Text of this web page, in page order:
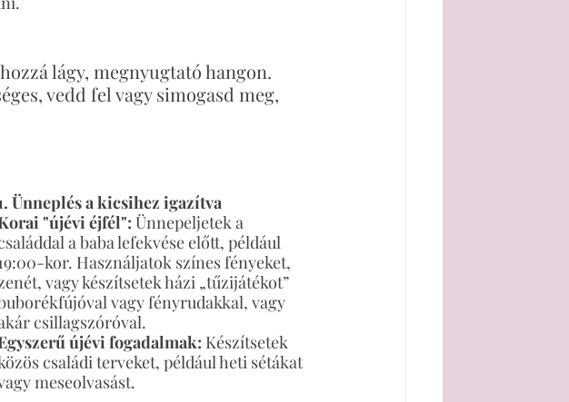
lágy, megnyugtató hangon.
vedd fel vagy simogasd meg,
Ünneplés a kicsihez igazítva
"újévi éjfél": Ünnepeljetek a
a baba lefekvése előtt, például
kor. Használjatok színes fényeket,
vagy készítsetek házi „tűzijátékot”
vagy fényrudakkal, vagy
csillagszóróval.
újévi fogadalmak: Készítsetek
családi terveket, például heti sétákat
meseolvasást.